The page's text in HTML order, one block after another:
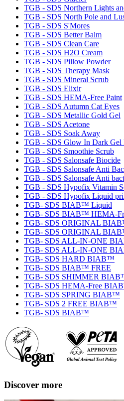
TGB - SDS Northern Lights
TGB - SDS North Pole and
TGB - SDS S'Mores
TGB - SDS Better Balm
TGB - SDS Clean Care
TGB - SDS H2O Cream
TGB - SDS Pillow Powder
TGB - SDS Therapy Mask
TGB - SDS Mineral Scrub
TGB - SDS Elixir
TGB - SDS HEMA-Free Paint
TGB - SDS Autumn Cat Eyes
TGB - SDS Metallic Gold Gel
TGB - SDS Acetone
TGB - SDS Soak Away
TGB - SDS Glow In Dark Gel
TGB - SDS Smoothie Scrub
TGB - SDS Salonsafe Biocide
TGB - SDS Salonsafe Anti
TGB - SDS Salonsafe Anti
TGB - SDS Hypofix Vitamin
TGB - SDS Hypofix Liquid
TGB- SDS BIAB™ Liquid
TGB- SDS BIAB™ HEMA-
TGB- SDS ORIGINAL
TGB- SDS ORIGINAL
TGB- SDS ALL-IN-ONE
TGB- SDS ALL-IN-ONE
TGB- SDS HARD BIAB™
TGB- SDS BIAB™ FREE
TGB- SDS SHIMMER
TGB- SDS HEMA-Free
TGB- SDS SPRING BIAB™
TGB- SDS 2 FREE BIAB™
TGB- SDS BIAB™
Discover more